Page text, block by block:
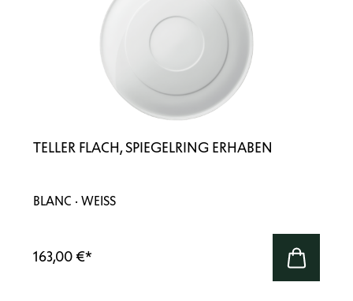
TELLER FLACH, SPIEGELRING ERHABEN
BLANC · WEISS
163,00 €*